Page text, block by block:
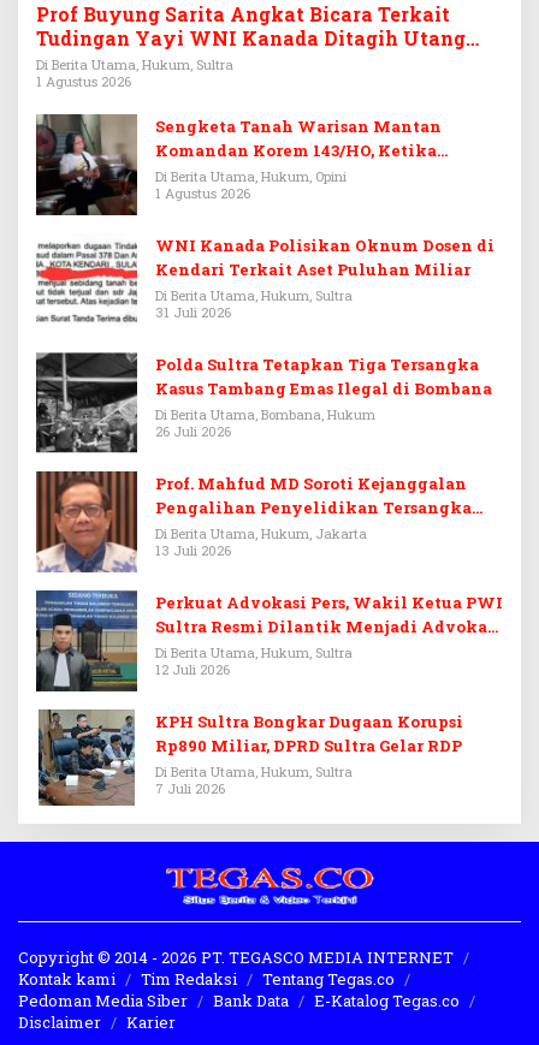
Prof Buyung Sarita Angkat Bicara Terkait
Tudingan Yayi WNI Kanada Ditagih Utang
Rp3,6 Miliar
Di Berita Utama, Hukum, Sultra
1 Agustus 2026
Sengketa Tanah Warisan Mantan
Komandan Korem 143/HO, Ketika
Warisan Menjadi Arena Pemerasan
Di Berita Utama, Hukum, Opini
1 Agustus 2026
WNI Kanada Polisikan Oknum Dosen di
Kendari Terkait Aset Puluhan Miliar
Di Berita Utama, Hukum, Sultra
31 Juli 2026
Polda Sultra Tetapkan Tiga Tersangka
Kasus Tambang Emas Ilegal di Bombana
Di Berita Utama, Bombana, Hukum
26 Juli 2026
Prof. Mahfud MD Soroti Kejanggalan
Pengalihan Penyelidikan Tersangka
Febrie Adriansyah
Di Berita Utama, Hukum, Jakarta
13 Juli 2026
Perkuat Advokasi Pers, Wakil Ketua PWI
Sultra Resmi Dilantik Menjadi Advokat
PERADI
Di Berita Utama, Hukum, Sultra
12 Juli 2026
KPH Sultra Bongkar Dugaan Korupsi
Rp890 Miliar, DPRD Sultra Gelar RDP
Di Berita Utama, Hukum, Sultra
7 Juli 2026
Copyright © 2014 - 2026 PT. TEGASCO MEDIA INTERNET
Kontak kami
Tim Redaksi
Tentang Tegas.co
Pedoman Media Siber
Bank Data
E-Katalog Tegas.co
Disclaimer
Karier